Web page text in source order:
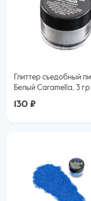
Глиттер съедобный
Белый Caramella, 3 гр
130 ₽